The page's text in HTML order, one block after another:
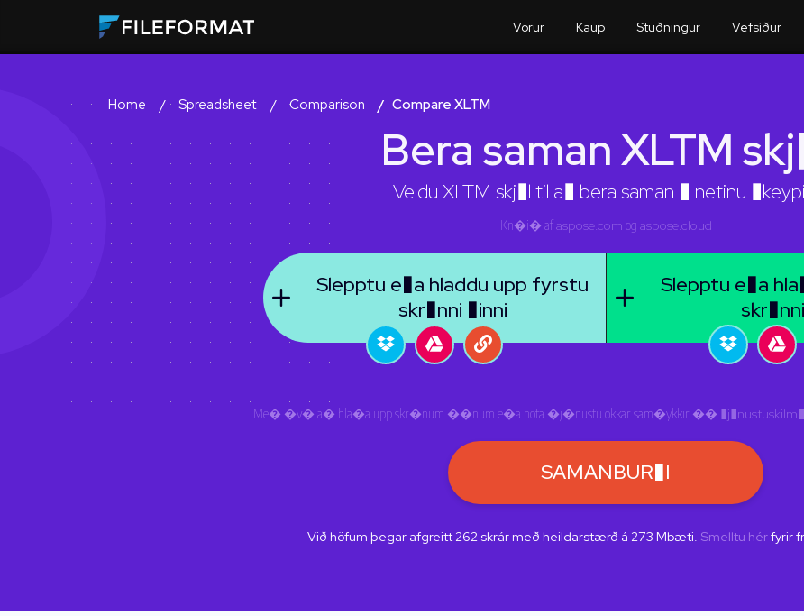
Vörur Kaup Stuðningur Vefsíður
Home Spreadsheet Comparison Compare XLTM
Bera saman XLTM
Veldu XLTM skj�l til a� bera saman � netinu
Kn�i� afaspose.com og aspose.cloud
Slepptu e�a hladdu upp fyrstu
skr�nni �inni
Slepptu e�a
Me� �v� a� hla�a upp skr�num ��num e�a nota �j�nustu okkar sam�ykkir ��
SAMANBUR�I
Við höfum þegar afgreitt 262 skrár með heildarstærð á 273 Mbæti. Smelltu hérfyrir